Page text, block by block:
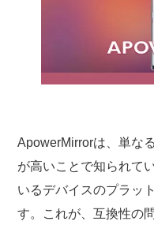
ApowerMirrorは、単な
が高いことで知られて
いるデバイスのプラッ
す。これが、互換性の